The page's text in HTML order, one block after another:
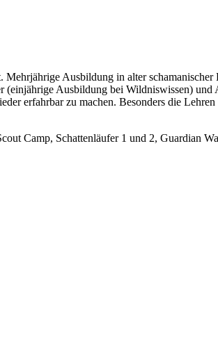
Mehrjährige Ausbildung in alter
Ausbildung bei Wildniswissen)
erfahrbar zu machen. Besonders die
Camp, Schattenläufer 1 und 2, Guardian